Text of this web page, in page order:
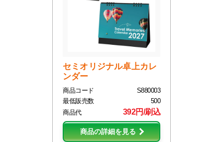
セミオリジナル卓上カレ
ンダー
商品コード
S880003
最低販売数
500
商品代
392円/刷込
商品の詳細を見る